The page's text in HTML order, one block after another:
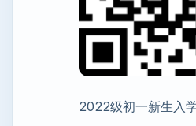
2022级初一新生入